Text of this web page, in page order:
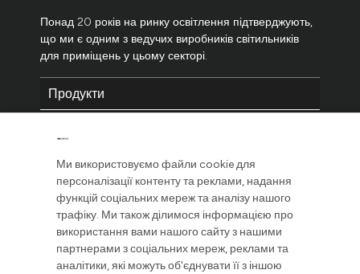
Понад 20 років на ринку освітлення підтверджують,
що ми є одним з ведучих виробників світильників
для приміщень у цьому секторі.
Продукти
Юридичний
Ми використовуємо файли cookie для
персоналізації контенту та реклами, надання
функцій соціальних мереж та аналізу нашого
трафіку. Ми також ділимося інформацією про
використання вами нашого сайту з нашими
партнерами з соціальних мереж, реклами та
аналітики, які можуть об'єднувати її з іншою